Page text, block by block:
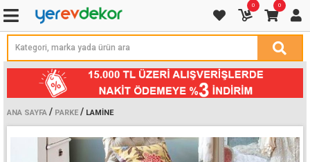
0 0
ANA SAYFA / PARKE / LAMINE